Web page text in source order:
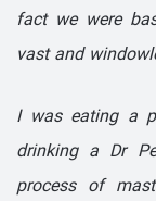
fact we were
vast and
I was eating a
drinking a Dr
process of